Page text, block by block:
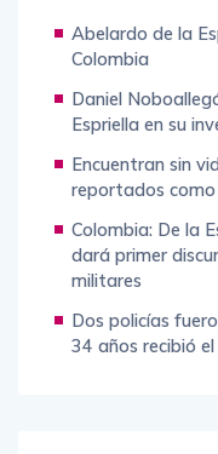
Abelardo de la
Colombia
Daniel
Espriella en su
Encuentran sin
reportados
Colombia: De la
dará primer
militares
Dos policías
34 años recibió